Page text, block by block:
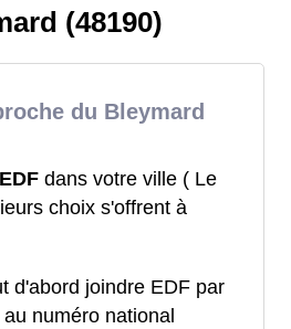
(48190)
du Bleymard
dans votre ville ( Le
choix s'offrent à
d'abord joindre EDF par
numéro national